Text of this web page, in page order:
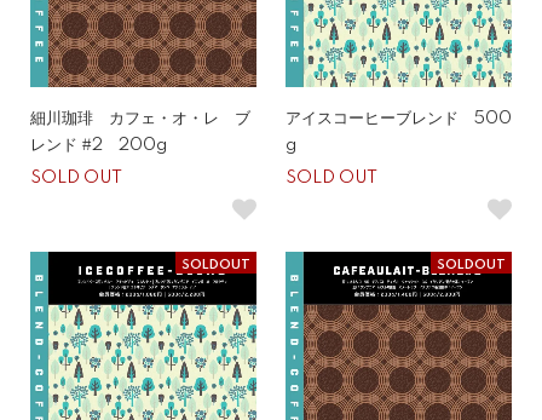
細川珈琲 カフェ・オ・レ ブ
レンド #2 200g
SOLD OUT
アイスコーヒーブレンド 500
g
SOLD OUT
SOLDOUT SOLDOUT